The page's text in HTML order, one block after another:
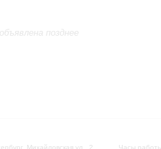
позднее
Михайловская ул., 2 Часы